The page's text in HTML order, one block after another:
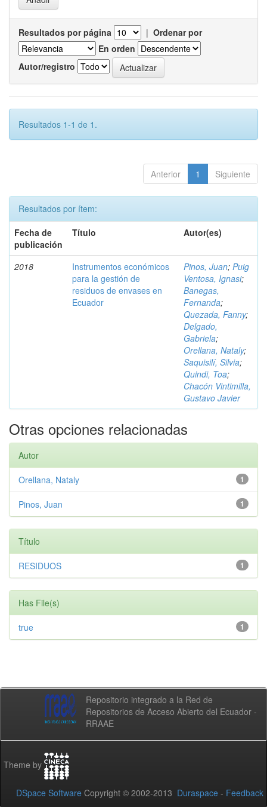
Resultados por página | Ordenar por
En orden
Autor/registro
Resultados 1-1 de 1.
Anterior 1 Siguiente
Resultados por ítem:
Fecha de
publicación
Título Autor(es)
2018
Instrumentos económicos
para la gestión de
residuos de envases en
Ecuador
Pinos, Juan; Puig
Ventosa, Ignasi;
Banegas,
Fernanda;
Quezada, Fanny;
Delgado,
Gabriela;
Orellana, Nataly;
Saquisilí, Silvia;
Quindi, Toa;
Chacón Vintimilla,
Gustavo Javier
Otras opciones relacionadas
Autor
1
Orellana, Nataly
1
Pinos, Juan
Título
1
RESIDUOS
Has File(s)
1
true
Repositorio integrado a la Red de
Repositorios de Acceso Abierto del Ecuador -
RRAAE
Theme by
DSpace Software Copyright © 2002-2013 Duraspace - Feedback